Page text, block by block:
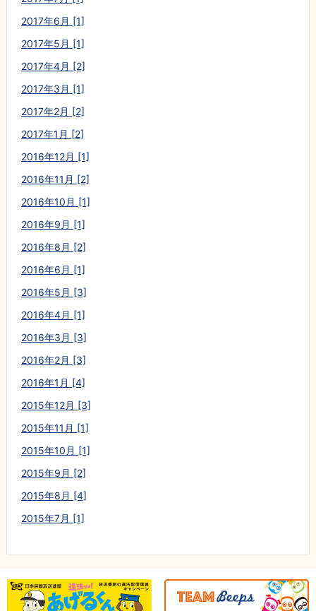
2017年6月 [1]
2017年5月 [1]
2017年4月 [2]
2017年3月 [1]
2017年2月 [2]
2017年1月 [2]
2016年12月 [1]
2016年11月 [2]
2016年10月 [1]
2016年9月 [1]
2016年8月 [2]
2016年6月 [1]
2016年5月 [3]
2016年4月 [1]
2016年3月 [3]
2016年2月 [3]
2016年1月 [4]
2015年12月 [3]
2015年11月 [1]
2015年10月 [1]
2015年9月 [2]
2015年8月 [4]
2015年7月 [1]